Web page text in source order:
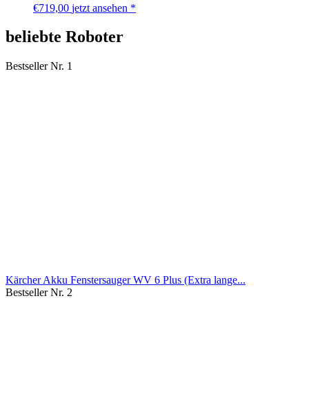
€719,00 jetzt ansehen *
beliebte Roboter
Bestseller Nr. 1
Kärcher Akku Fenstersauger WV 6 Plus (Extra lange...
Bestseller Nr. 2